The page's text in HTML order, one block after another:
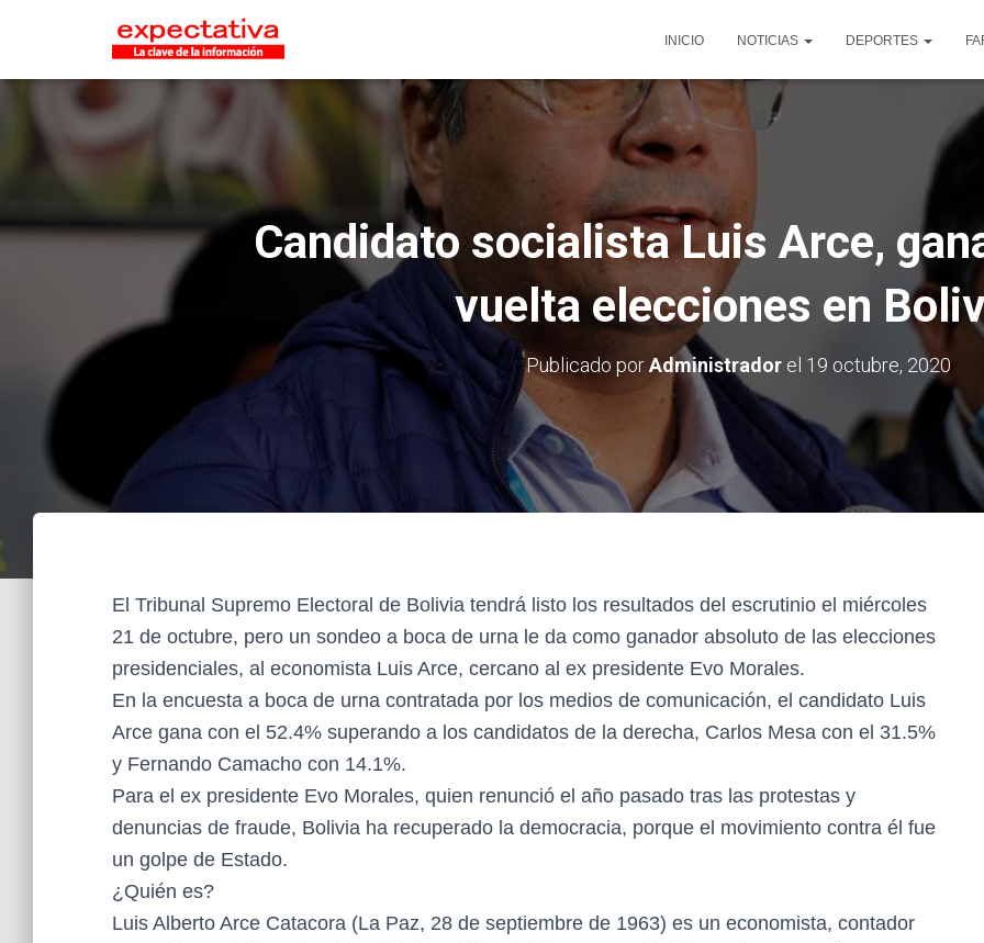
INICIO NOTICIAS DEPORTES
Candidato socialista Luis Arce,
vuelta elecciones en
Publicado porAdministradorel 19 octubre, 2020
El Tribunal Supremo Electoral de Bolivia tendrá listo los resultados del escrutinio el miércoles
21 de octubre, pero un sondeo a boca de urna le da como ganador absoluto de las elecciones
presidenciales, al economista Luis Arce, cercano al ex presidente Evo Morales.
En la encuesta a boca de urna contratada por los medios de comunicación, el candidato Luis
Arce gana con el 52.4% superando a los candidatos de la derecha, Carlos Mesa con el 31.5%
y Fernando Camacho con 14.1%.
Para el ex presidente Evo Morales, quien renunció el año pasado tras las protestas y
denuncias de fraude, Bolivia ha recuperado la democracia, porque el movimiento contra él fue
un golpe de Estado.
¿Quién es?
Luis Alberto Arce Catacora (La Paz, 28 de septiembre de 1963) es un economista, contador